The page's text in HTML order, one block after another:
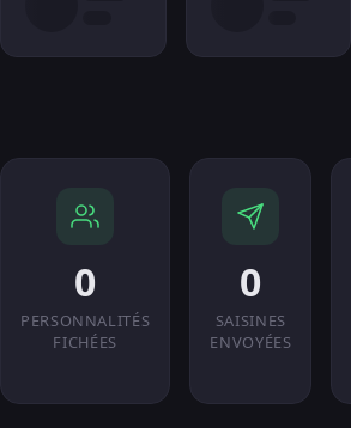
0
PERSONNALITÉS
FICHÉES
0
SAISINES
ENVOYÉES